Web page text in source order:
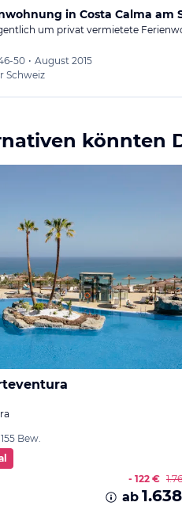
in Costa Calma am
um privat vermietete
50 • August 2015
Schweiz
könnten
Bew.
- 122 €
ab